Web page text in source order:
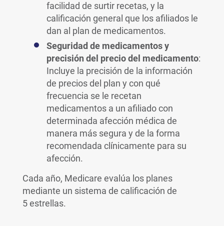
facilidad de surtir recetas, y la
calificación general que los afiliados le
dan al plan de medicamentos.
Seguridad de medicamentos y
precisión del precio del medicamento:
Incluye la precisión de la información
de precios del plan y con qué
frecuencia se le recetan
medicamentos a un afiliado con
determinada afección médica de
manera más segura y de la forma
recomendada clínicamente para su
afección.
Cada año, Medicare evalúa los planes
mediante un sistema de calificación de
5 estrellas.